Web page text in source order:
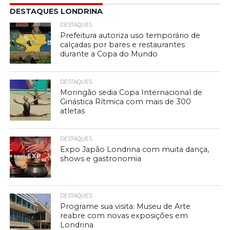
DESTAQUES LONDRINA
DESTAQUES
Prefeitura autoriza uso temporário de
calçadas por bares e restaurantes
durante a Copa do Mundo
DESTAQUES
Moringão sedia Copa Internacional de
Ginástica Rítmica com mais de 300
atletas
DESTAQUES
Expo Japão Londrina com muita dança,
shows e gastronomia
DESTAQUES
Programe sua visita: Museu de Arte
reabre com novas exposições em
Londrina